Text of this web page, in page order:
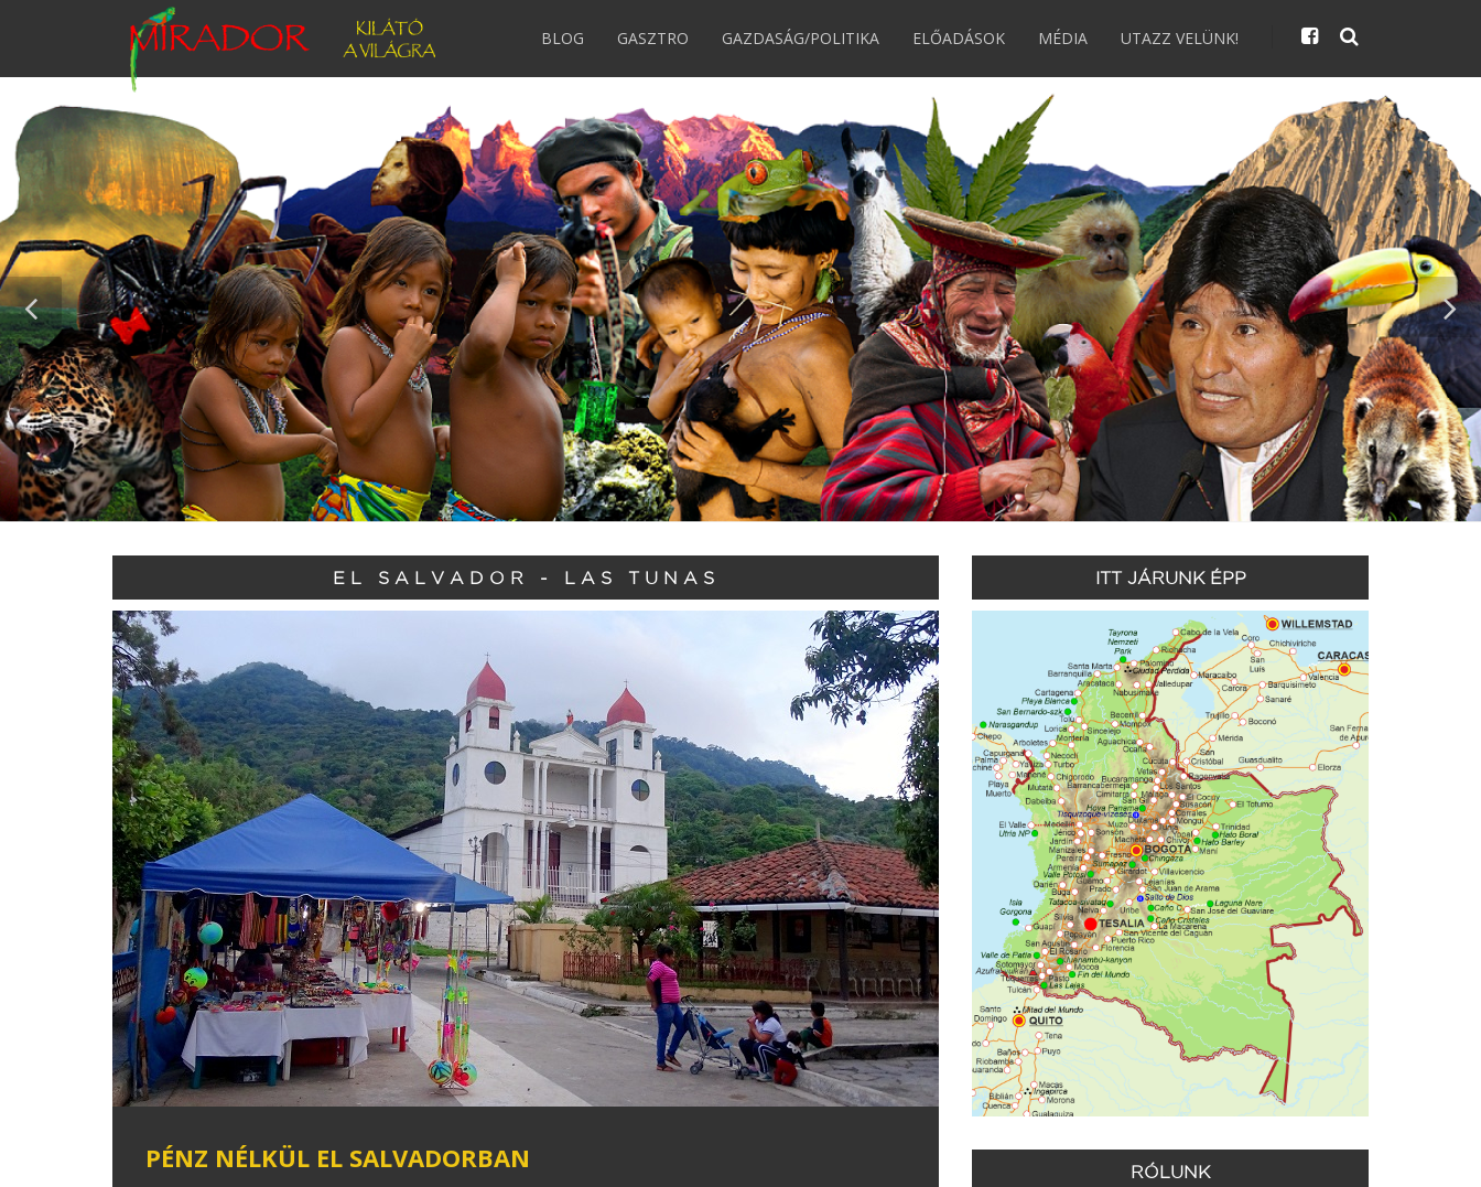
BLOG GASZTRO GAZDASÁG/POLITIKA ELŐADÁSOK MÉDIA UTAZZ VELÜNK!
EL SALVADOR - LAS TUNAS
PÉNZ NÉLKÜL EL SALVADORBAN
ITT JÁRUNK ÉPP
RÓLUNK